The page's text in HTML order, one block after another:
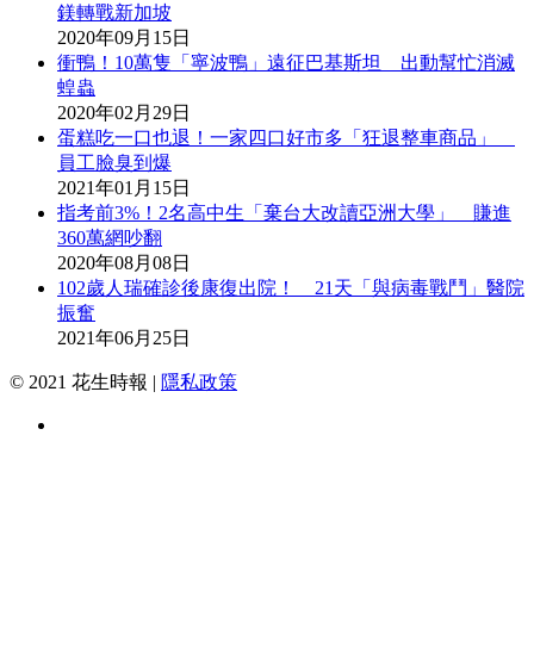
鎂轉戰新加坡
2020年09月15日
衝鴨！10萬隻「寧波鴨」遠征巴基斯坦 出動幫忙消滅
蝗蟲
2020年02月29日
蛋糕吃一口也退！一家四口好市多「狂退整車商品」
員工臉臭到爆
2021年01月15日
指考前3%！2名高中生「棄台大改讀亞洲大學」 賺進
360萬網吵翻
2020年08月08日
102歲人瑞確診後康復出院！ 21天「與病毒戰鬥」醫院
振奮
2021年06月25日
© 2021 花生時報 | 隱私政策